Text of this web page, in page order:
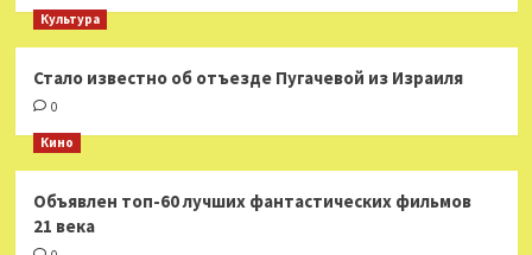
Культура
Стало известно об отъезде Пугачевой из Израиля
0
Кино
Объявлен топ-60 лучших фантастических фильмов
21 века